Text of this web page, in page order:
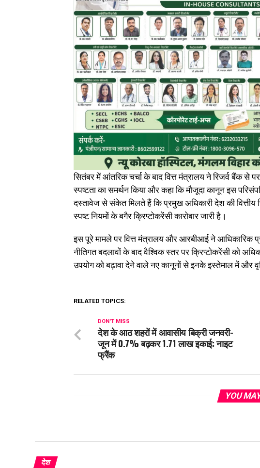
सितंबर में आंतरिक चर्चा के बाद वित्त मंत्रालय ने रिजर्व बैंक से
स्पष्टता का समर्थन किया और कहा कि मौजूदा कानून इस
दस्तावेज से संकेत मिलते हैं कि प्रमुख अधिकारी देश की वित्तीय
स्पष्ट नियमों के बगैर क्रिप्टोकरेंसी कारोबार जारी है।
इस पूरे मामले पर वित्त मंत्रालय और आरबीआई ने आधिकारिक
नीतिगत बदलावों के बाद वैश्विक स्तर पर क्रिप्टोकरेंसी को
उपयोग को बढ़ावा देने वाले नए कानूनों से इनके इस्तेमाल में और
RELATED TOPICS:
DON'T MISS
देश के आठ शहरों में आवासीय बिक्री जनवरी-
जून में 0.7% बढ़कर 1.71 लाख इकाई: नाइट
फ्रैंक
YOU
देश